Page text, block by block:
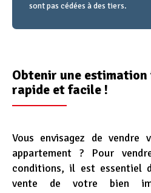
sont pas cédées à des tiers.
Obtenir une
rapide et facile !
Section
n°2
-
Contenu
Vous envisagez de
appartement ? Pour
conditions, il est essentiel
vente de votre bien